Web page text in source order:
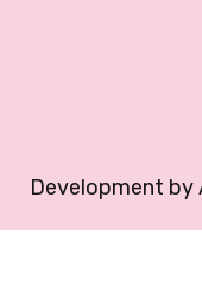
Development by